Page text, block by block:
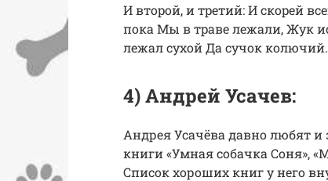
И втоpой, и тpетий: И скоpей
пока Мы в тpаве лежали, Жук
лежал сухой Да сучок
4) Андрей Усачев:
Андрея Усачёва давно любят и
книги «Умная собачка Соня»,
Список хороших книг у него